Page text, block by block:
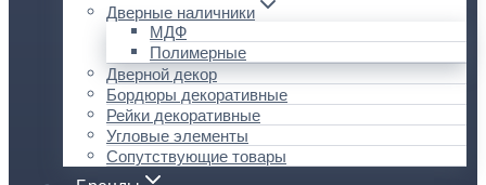
Дверные наличники
МДФ
Полимерные
Дверной декор
Бордюры декоративные
Рейки декоративные
Угловые элементы
Сопутствующие товары